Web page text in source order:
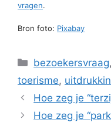
vragen.
Bron foto: Pixabay
Categorieën
bezoekersvraag,
toerisme,
Hoe zeg je
Hoe zeg je